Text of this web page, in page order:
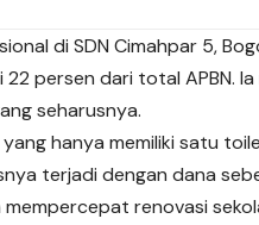
di SDN Cimahpar 5,
persen dari total APBN.
seharusnya.
hanya memiliki satu
terjadi dengandana
renovasi